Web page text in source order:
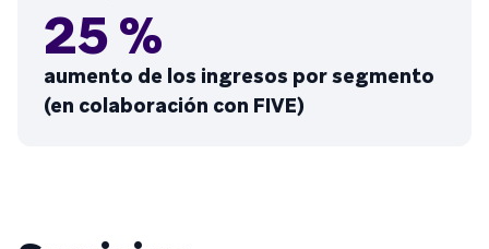
25 %
aumento de los ingresos por segmento
(en colaboración con FIVE)